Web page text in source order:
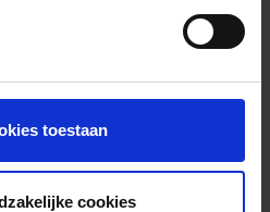
toestaan
cookies